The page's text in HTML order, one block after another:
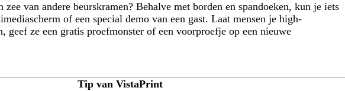
van andere beurskramen? Behalve met borden en spandoeken, kun je iets
of een special demo van een gast. Laat mensen je high-
geef ze een gratis proefmonster of een voorproefje op een nieuwe
Tip van VistaPrint